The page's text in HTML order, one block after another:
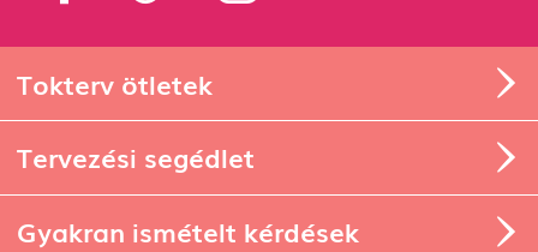
Tokterv ötletek
Tervezési segédlet
Gyakran ismételt kérdések